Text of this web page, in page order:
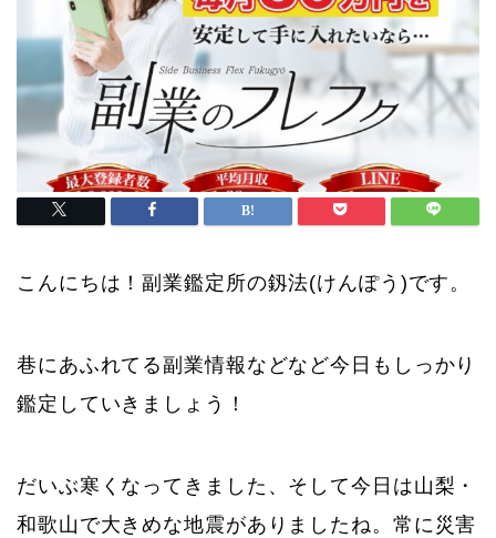
こんにちは！副業鑑定所の釼法(けんぽう)です。
巷にあふれてる副業情報などなど今日もしっかり
鑑定していきましょう！
だいぶ寒くなってきました、そして今日は山梨・
和歌山で大きめな地震がありましたね。常に災害